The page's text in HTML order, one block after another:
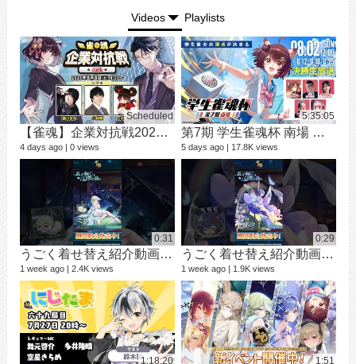
Videos Playlists
Scheduled
【雀魂】企業対抗戦2026【予選】
4 days ago 0 views
5:35:05
第7期 学生雀魂杯 南場 決勝
5 days ago 17.8K views
0:31
うごく着せ替え紹介動画 ミラ #shorts
1 week ago 2.4K views
0:29
うごく着せ替え紹介動画 七海 礼奈 #shorts
1 week ago 1.9K views
1:18:20 1:51